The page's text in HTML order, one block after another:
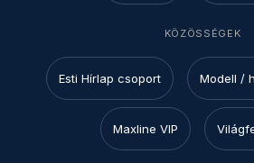
KÖZÖSSÉGEK
Esti Hírlap csoport Modell /
Maxline VIP